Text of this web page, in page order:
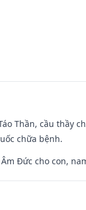
Thần, cầu thầy
chữa bệnh.
Đức cho con,